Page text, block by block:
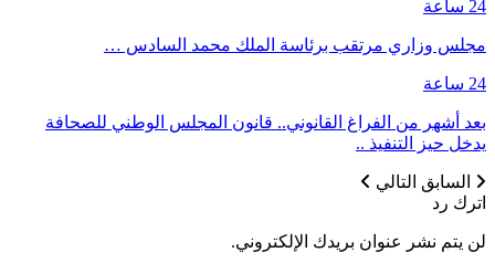
24 ساعة
مجلس وزاري مرتقب برئاسة الملك محمد السادس …
24 ساعة
بعد أشهر من الفراغ القانوني.. قانون المجلس الوطني للصحافة
يدخل حيز التنفيذ ..
السابق التالي
اترك رد
لن يتم نشر عنوان بريدك الإلكتروني.